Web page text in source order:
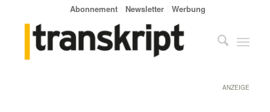
Abonnement Newsletter Werbung
ANZEIGE